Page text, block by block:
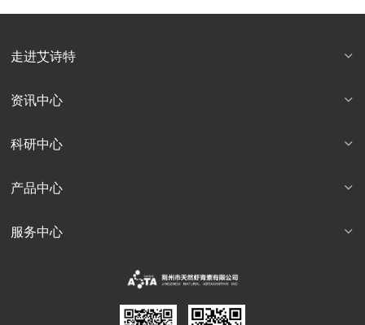
走进艾诗特
资讯中心
科研中心
产品中心
服务中心